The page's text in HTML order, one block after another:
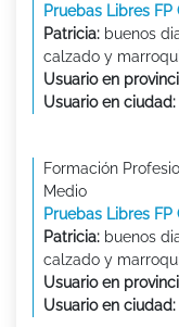
Pruebas Libres
Patricia: buenos
calzado y
Usuario en
Usuario en ciudad:
Formación
Medio
Pruebas Libres
Patricia: buenos
calzado y
Usuario en
Usuario en ciudad: